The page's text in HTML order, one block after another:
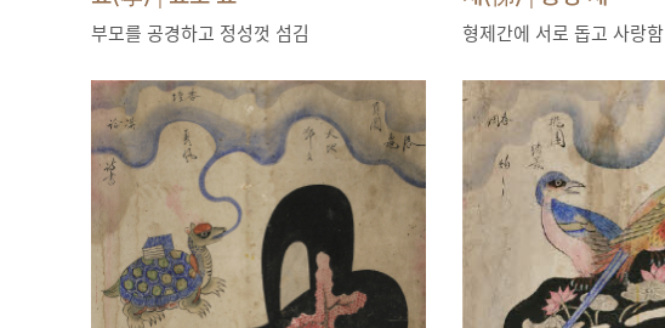
부모를 공경하고 정성껏 섬김 형제간에 서로 돕고 사랑함